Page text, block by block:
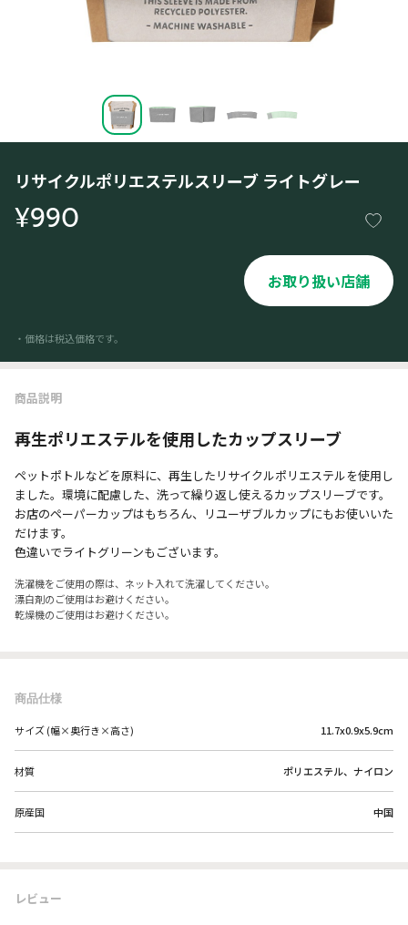
リサイクルポリエステルスリーブ ライトグレー
¥990
お取り扱い店舗
・価格は税込価格です。
商品説明
再生ポリエステルを使用したカップスリーブ
ペットポトルなどを原料に、再生したリサイクルポリエステルを使用し
ました。環境に配慮した、洗って繰り返し使えるカップスリーブです。
お店のペーパーカップはもちろん、リユーザブルカップにもお使いいた
だけます。
色違いでライトグリーンもございます。
洗濯機をご使用の際は、ネット入れて洗濯してください。
漂白剤のご使用はお避けください。
乾燥機のご使用はお避けください。
商品仕様
サイズ (幅×奥行き×高さ) 11.7x0.9x5.9cm
材質 ポリエステル、ナイロン
原産国 中国
レビュー